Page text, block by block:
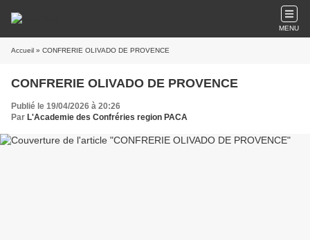
MENU
Accueil » CONFRERIE OLIVADO DE PROVENCE
CONFRERIE OLIVADO DE PROVENCE
Publié le 19/04/2026 à 20:26
Par L'Academie des Confréries region PACA